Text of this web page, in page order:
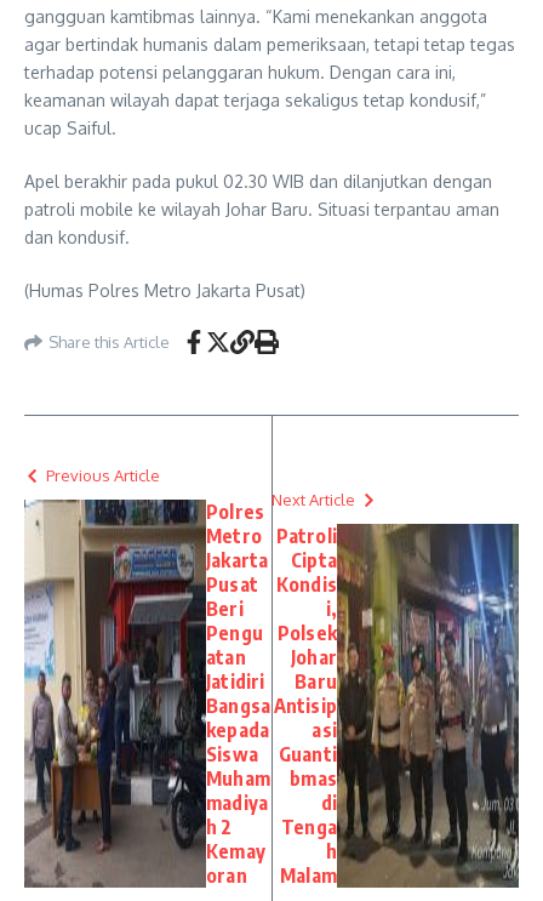
gangguan kamtibmas lainnya. “Kami menekankan anggota
agar bertindak humanis dalam pemeriksaan, tetapi tetap tegas
terhadap potensi pelanggaran hukum. Dengan cara ini,
keamanan wilayah dapat terjaga sekaligus tetap kondusif,”
ucap Saiful.
Apel berakhir pada pukul 02.30 WIB dan dilanjutkan dengan
patroli mobile ke wilayah Johar Baru. Situasi terpantau aman
dan kondusif.
(Humas Polres Metro Jakarta Pusat)
Share this Article
Previous Article
Polres
Metro
Jakarta
Pusat
Beri
Pengu
atan
Jatidiri
Bangsa
kepada
Siswa
Muham
madiya
h 2
Kemay
oran
Next Article
Patroli
Cipta
Kondis
i,
Polsek
Johar
Baru
Antisip
asi
Guanti
bmas
di
Tenga
h
Malam